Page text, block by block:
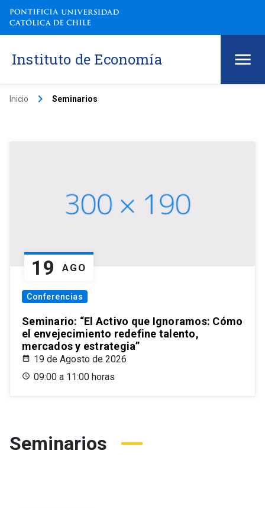
Instituto de Economía
Inicio keyboard_arrow_right Seminarios
19 AGO
Conferencias
Seminario: “El Activo que Ignoramos: Cómo
el envejecimiento redefine talento,
mercados y estrategia”
19 de Agosto de 2026
09:00 a 11:00 horas
Seminarios